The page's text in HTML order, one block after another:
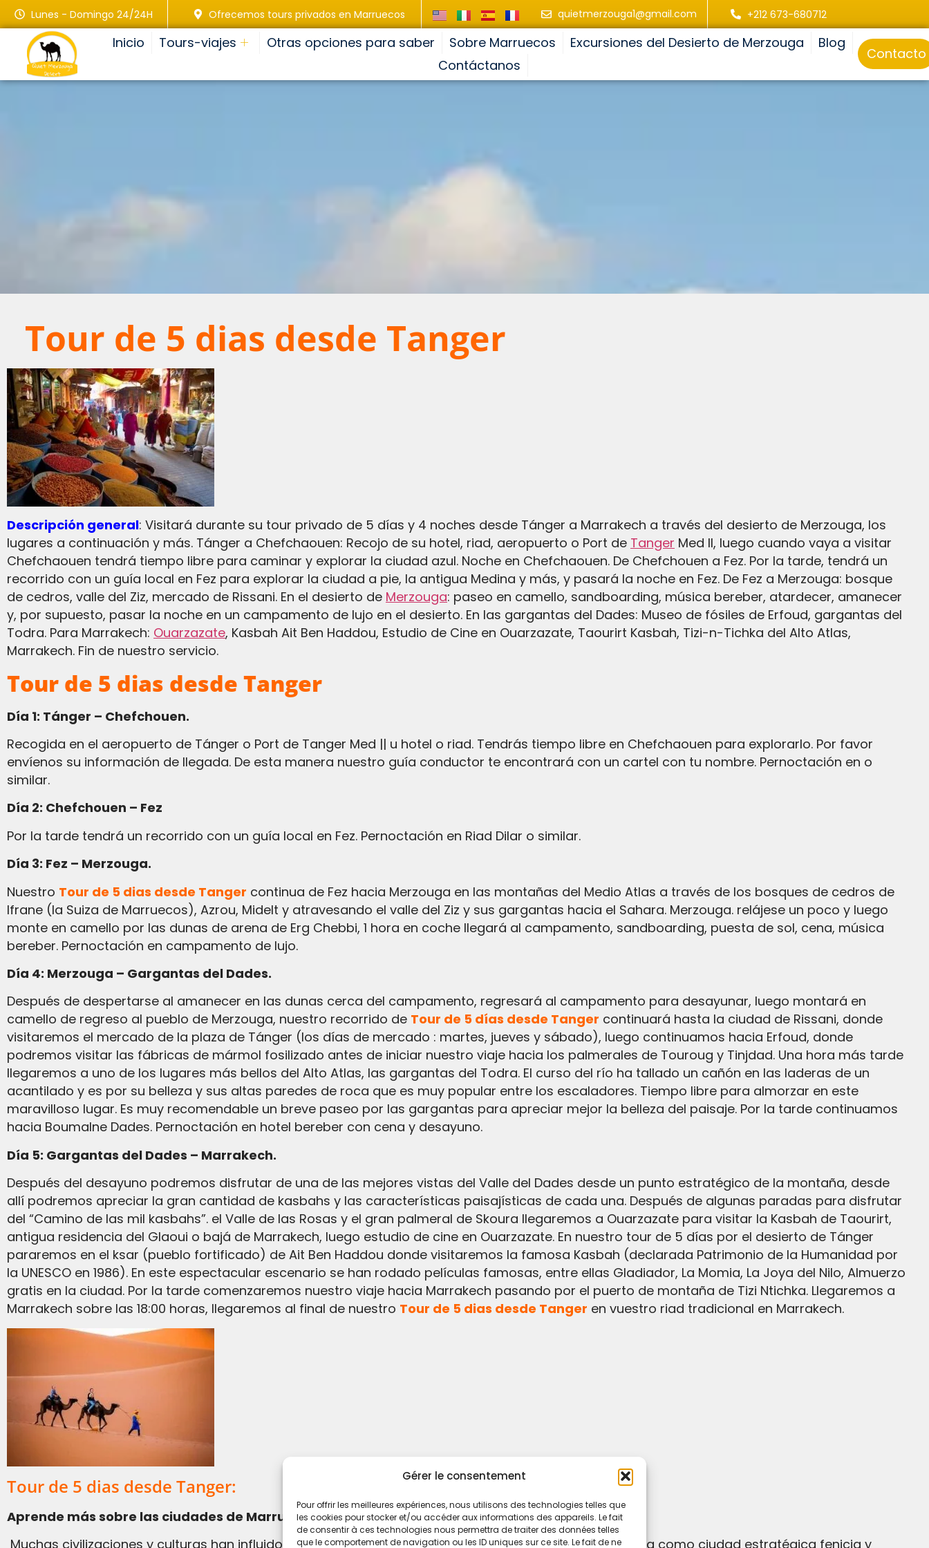
Gérer le consentement
Pour offrir les meilleures expériences, nous utilisons des technologies telles que
les cookies pour stocker et/ou accéder aux informations des appareils. Le fait
de consentir à ces technologies nous permettra de traiter des données telles
que le comportement de navigation ou les ID uniques sur ce site. Le fait de ne
Lunes - Domingo 24/24H Ofrecemos tours privados en Marruecos quietmerzouga1@gmail.com +212 673-680712
Inicio Tours-viajes Otras opciones para saber Sobre Marruecos Excursiones del Desierto de Merzouga
Blog
Contáctanos
Contacto
Tour de 5 dias desde Tanger
Descripción general: Visitará durante su tour privado de 5 días y 4 noches desde Tánger a Marrakech a través del desierto de Merzouga, los
lugares a continuación y más. Tánger a Chefchaouen: Recojo de su hotel, riad, aeropuerto o Port de Tanger Med II, luego cuando vaya a visitar
Chefchaouen tendrá tiempo libre para caminar y explorar la ciudad azul. Noche en Chefchaouen. De Chefchouen a Fez. Por la tarde, tendrá un
recorrido con un guía local en Fez para explorar la ciudad a pie, la antigua Medina y más, y pasará la noche en Fez. De Fez a Merzouga: bosque
de cedros, valle del Ziz, mercado de Rissani. En el desierto de Merzouga: paseo en camello, sandboarding, música bereber, atardecer, amanecer
y, por supuesto, pasar la noche en un campamento de lujo en el desierto. En las gargantas del Dades: Museo de fósiles de Erfoud, gargantas del
Todra. Para Marrakech: Ouarzazate, Kasbah Ait Ben Haddou, Estudio de Cine en Ouarzazate, Taourirt Kasbah, Tizi-n-Tichka del Alto Atlas,
Marrakech. Fin de nuestro servicio.
Tour de 5 dias desde Tanger
Día 1: Tánger – Chefchouen.
Recogida en el aeropuerto de Tánger o Port de Tanger Med || u hotel o riad. Tendrás tiempo libre en Chefchaouen para explorarlo. Por favor
envíenos su información de llegada. De esta manera nuestro guía conductor te encontrará con un cartel con tu nombre. Pernoctación en o
similar.
Día 2: Chefchouen – Fez
Por la tarde tendrá un recorrido con un guía local en Fez. Pernoctación en Riad Dilar o similar.
Día 3: Fez – Merzouga.
Nuestro Tour de 5 dias desde Tanger continua de Fez hacia Merzouga en las montañas del Medio Atlas a través de los bosques de cedros de
Ifrane (la Suiza de Marruecos), Azrou, Midelt y atravesando el valle del Ziz y sus gargantas hacia el Sahara. Merzouga. relájese un poco y luego
monte en camello por las dunas de arena de Erg Chebbi, 1 hora en coche llegará al campamento, sandboarding, puesta de sol, cena, música
bereber. Pernoctación en campamento de lujo.
Día 4: Merzouga – Gargantas del Dades.
Después de despertarse al amanecer en las dunas cerca del campamento, regresará al campamento para desayunar, luego montará en
camello de regreso al pueblo de Merzouga, nuestro recorrido de Tour de 5 días desde Tanger continuará hasta la ciudad de Rissani, donde
visitaremos el mercado de la plaza de Tánger (los días de mercado : martes, jueves y sábado), luego continuamos hacia Erfoud, donde
podremos visitar las fábricas de mármol fosilizado antes de iniciar nuestro viaje hacia los palmerales de Touroug y Tinjdad. Una hora más tarde
llegaremos a uno de los lugares más bellos del Alto Atlas, las gargantas del Todra. El curso del río ha tallado un cañón en las laderas de un
acantilado y es por su belleza y sus altas paredes de roca que es muy popular entre los escaladores. Tiempo libre para almorzar en este
maravilloso lugar. Es muy recomendable un breve paseo por las gargantas para apreciar mejor la belleza del paisaje. Por la tarde continuamos
hacia Boumalne Dades. Pernoctación en hotel bereber con cena y desayuno.
Día 5: Gargantas del Dades – Marrakech.
Después del desayuno podremos disfrutar de una de las mejores vistas del Valle del Dades desde un punto estratégico de la montaña, desde
allí podremos apreciar la gran cantidad de kasbahs y las características paisajísticas de cada una. Después de algunas paradas para disfrutar
del “Camino de las mil kasbahs”. el Valle de las Rosas y el gran palmeral de Skoura llegaremos a Ouarzazate para visitar la Kasbah de Taourirt,
antigua residencia del Glaoui o bajá de Marrakech, luego estudio de cine en Ouarzazate. En nuestro tour de 5 días por el desierto de Tánger
pararemos en el ksar (pueblo fortificado) de Ait Ben Haddou donde visitaremos la famosa Kasbah (declarada Patrimonio de la Humanidad por
la UNESCO en 1986). En este espectacular escenario se han rodado películas famosas, entre ellas Gladiador, La Momia, La Joya del Nilo, Almuerzo
gratis en la ciudad. Por la tarde comenzaremos nuestro viaje hacia Marrakech pasando por el puerto de montaña de Tizi Ntichka. Llegaremos a
Marrakech sobre las 18:00 horas, llegaremos al final de nuestro Tour de 5 dias desde Tanger en vuestro riad tradicional en Marrakech.
Tour de 5 dias desde Tanger:
Aprende más sobre las ciudades de Marruecos:
Muchas civilizaciones y culturas han influido en la historia de Tánger, desde antes del siglo X a.C. Nacida como ciudad estratégica fenicia y